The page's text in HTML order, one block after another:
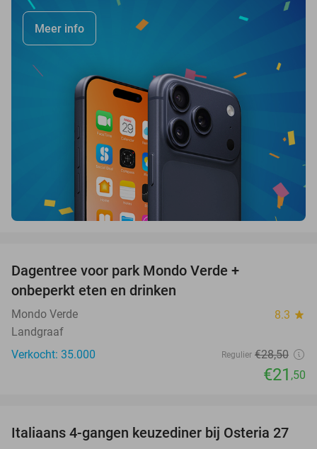
Meer info
Dagentree voor park Mondo Verde +
onbeperkt eten en drinken
Mondo Verde 8.3 star
Landgraaf
Verkocht: 35.000
Regulier €28,50
€21 ,50
41%
Italiaans 4-gangen keuzediner bij Osteria 27